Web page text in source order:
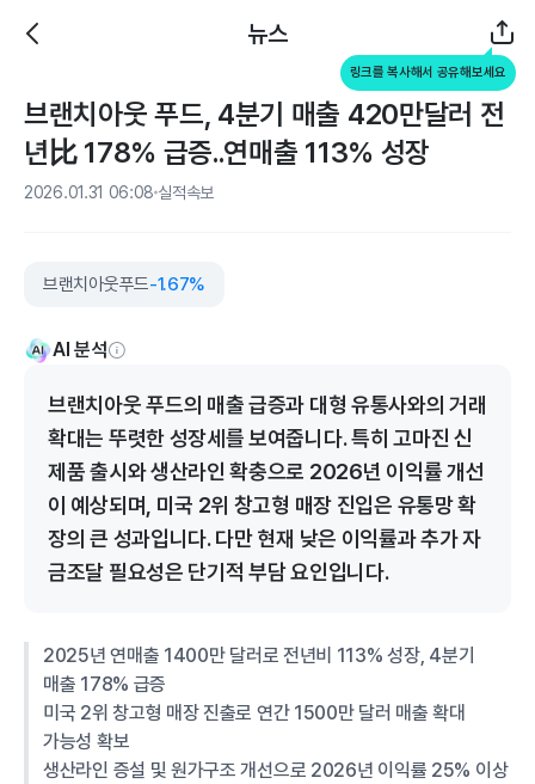
뉴스
링크를 복사해서 공유해보세요
브랜치아웃 푸드, 4분기 매출 420만달러 전
년比 178% 급증..연매출 113% 성장
2026.01.31 06:08 실적속보
브랜치아웃푸드-1.67%
AI 분석
브랜치아웃 푸드의 매출 급증과 대형 유통사와의 거래
확대는 뚜렷한 성장세를 보여줍니다. 특히 고마진 신
제품 출시와 생산라인 확충으로 2026년 이익률 개선
이 예상되며, 미국 2위 창고형 매장 진입은 유통망 확
장의 큰 성과입니다. 다만 현재 낮은 이익률과 추가 자
금조달 필요성은 단기적 부담 요인입니다.
2025년 연매출 1400만 달러로 전년비 113% 성장, 4분기
매출 178% 급증
미국 2위 창고형 매장 진출로 연간 1500만 달러 매출 확대
가능성 확보
생산라인 증설 및 원가구조 개선으로 2026년 이익률 25% 이상